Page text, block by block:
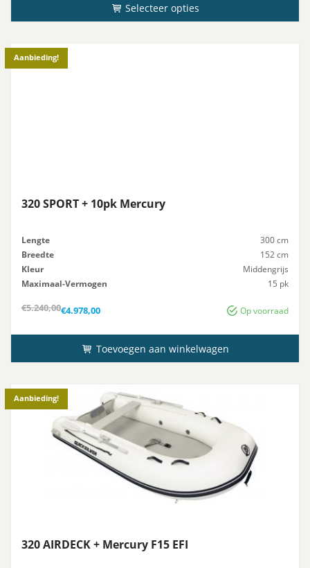
Selecteer opties
Aanbieding!
320 SPORT + 10pk Mercury
Lengte
300 cm
Breedte
152 cm
Kleur
Middengrijs
Maximaal-Vermogen
15 pk
Op voorraad
€5.240,00Oorspronkelijke
prijs
€5.240,00.
€4.978,00Huidige
prijs
€4.978,00.
Toevoegen aan winkelwagen
Aanbieding!
320 AIRDECK + Mercury F15 EFI